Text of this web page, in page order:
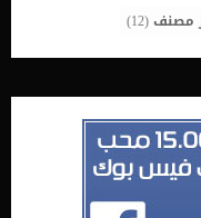
مصنف(12)